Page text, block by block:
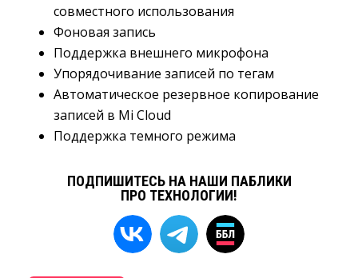
совместного использования
Фоновая запись
Поддержка внешнего микрофона
Упорядочивание записей по тегам
Автоматическое резервное копирование
записей в Mi Cloud
Поддержка темного режима
ПОДПИШИТЕСЬ НА НАШИ ПАБЛИКИ
ПРО ТЕХНОЛОГИИ!